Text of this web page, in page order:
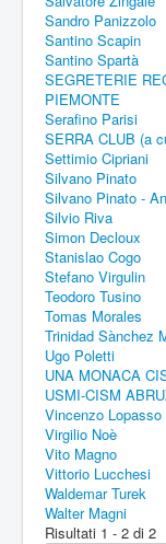
Sandro Panizzolo
Santino Scapin
Santino Spartà
SEGRETERIE
PIEMONTE
Serafino Parisi
SERRA CLUB (a
Settimio Cipriani
Silvano Pinato
Silvano Pinato -
Silvio Riva
Simon Decloux
Stanislao Cogo
Stefano Virgulin
Teodoro Tusino
Tomas Morales
Trinidad Sànchez
Ugo Poletti
UNA MONACA
USMI-CISM
Vincenzo Lopasso
Virgilio Noè
Vito Magno
Vittorio Lucchesi
Waldemar Turek
Walter Magni
Risultati 1 - 2 di 2